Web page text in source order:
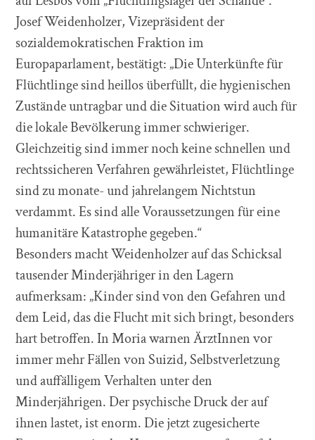
Josef Weidenholzer, Vizepräsident der
sozialdemokratischen Fraktion im
Europaparlament, bestätigt: „Die Unterkünfte für
Flüchtlinge sind heillos überfüllt, die hygienischen
Zustände untragbar und die Situation wird auch für
die lokale Bevölkerung immer schwieriger.
Gleichzeitig sind immer noch keine schnellen und
rechtssicheren Verfahren gewährleistet, Flüchtlinge
sind zu monate- und jahrelangem Nichtstun
verdammt. Es sind alle Voraussetzungen für eine
humanitäre Katastrophe gegeben.“
Besonders macht Weidenholzer auf das Schicksal
tausender Minderjähriger in den Lagern
aufmerksam: „Kinder sind von den Gefahren und
dem Leid, das die Flucht mit sich bringt, besonders
hart betroffen. In Moria warnen ÄrztInnen vor
immer mehr Fällen von Suizid, Selbstverletzung
und auffälligem Verhalten unter den
Minderjährigen. Der psychische Druck der auf
ihnen lastet, ist enorm. Die jetzt zugesicherte